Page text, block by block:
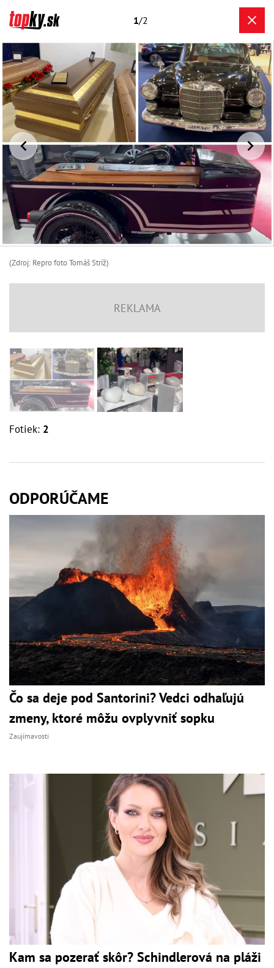
1/2
(Zdroj: Repro foto Tomáš Stríž)
Fotiek: 2
ODPORÚČAME
Čo sa deje pod Santorini? Vedci odhaľujú
zmeny, ktoré môžu ovplyvniť sopku
Zaujímavosti
Kam sa pozerať skôr? Schindlerová na pláži